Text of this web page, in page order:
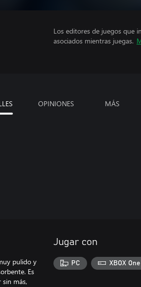
Los editores de juegos que
asociados mientras juegas.
OPINIONES MÁS
pulido y
Es
más,
Jugar con
PC XBOX One